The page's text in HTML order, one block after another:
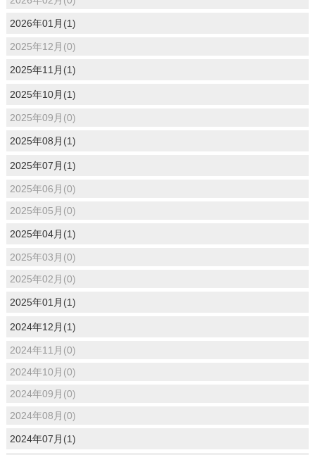
2026年01月(1)
2025年12月(0)
2025年11月(1)
2025年10月(1)
2025年09月(0)
2025年08月(1)
2025年07月(1)
2025年06月(0)
2025年05月(0)
2025年04月(1)
2025年03月(0)
2025年02月(0)
2025年01月(1)
2024年12月(1)
2024年11月(0)
2024年10月(0)
2024年09月(0)
2024年08月(0)
2024年07月(1)